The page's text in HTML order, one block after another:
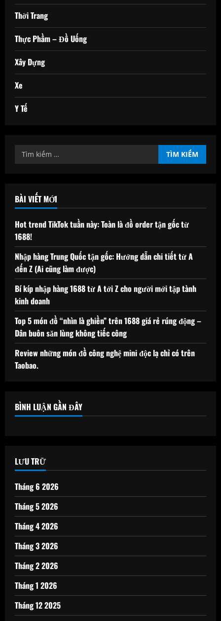
Thời Trang
Thực Phầm – Đồ Uống
Xây Dựng
Xe
Y Tế
Tìm
kiếm
BÀI VIẾT MỚI
Hot trend TikTok tuần này: Toàn là đồ order tận gốc từ
1688!
Nhập hàng Trung Quốc tận gốc: Hướng dẫn chi tiết từ A
đến Z (Ai cũng làm được)
Bí kíp nhập hàng 1688 từ A tới Z cho người mới tập tành
kinh doanh
Top 5 món đồ “nhìn là ghiền” trên 1688 giá rẻ rúng động –
Dân buôn săn lùng không tiếc công
Review những món đồ công nghệ mini độc lạ chỉ có trên
Taobao.
BÌNH LUẬN GẦN ĐÂY
LƯU TRỮ
Tháng 6 2026
Tháng 5 2026
Tháng 4 2026
Tháng 3 2026
Tháng 2 2026
Tháng 1 2026
Tháng 12 2025